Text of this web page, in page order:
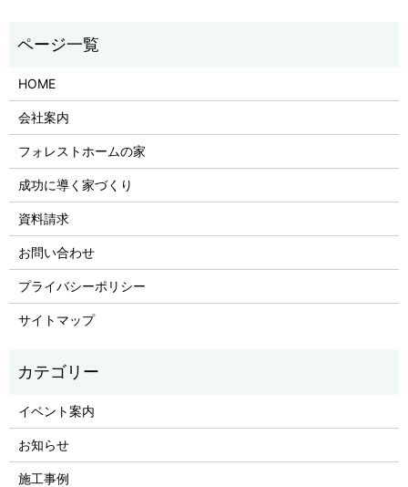
HOME
会社案内
フォレストホームの家
成功に導く家づくり
資料請求
お問い合わせ
プライバシーポリシー
サイトマップ
イベント案内
お知らせ
施工事例